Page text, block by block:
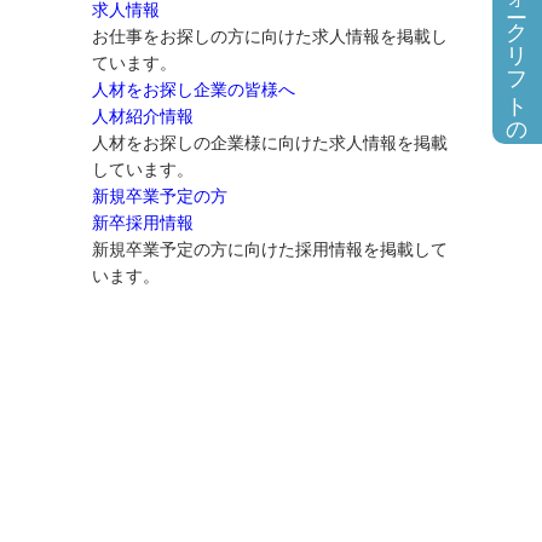
求人情報
お仕事をお探しの方に向けた求人情報を掲載し
ています。
人材をお探し企業の皆様へ
人材紹介情報
人材をお探しの企業様に向けた求人情報を掲載
しています。
新規卒業予定の方
新卒採用情報
新規卒業予定の方に向けた採用情報を掲載して
います。
フォークリフトの求人情報